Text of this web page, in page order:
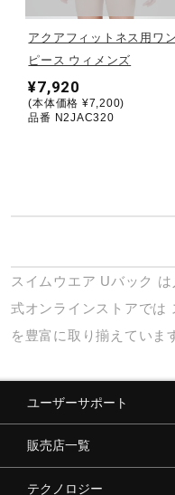
ワーキング
ウォーキング
寝具／ミズノ
アウトドア／
サポーター
アクアフィットネス用ワン
ピース ウィメンズ
¥7,920
(本体価格 ¥7,200)
品番 N2JAC320
スイムウエア Uバック
式オンラインストアでは
を豊富に取り揃えていま
ユーザーサポート
販売店一覧
テクノロジー